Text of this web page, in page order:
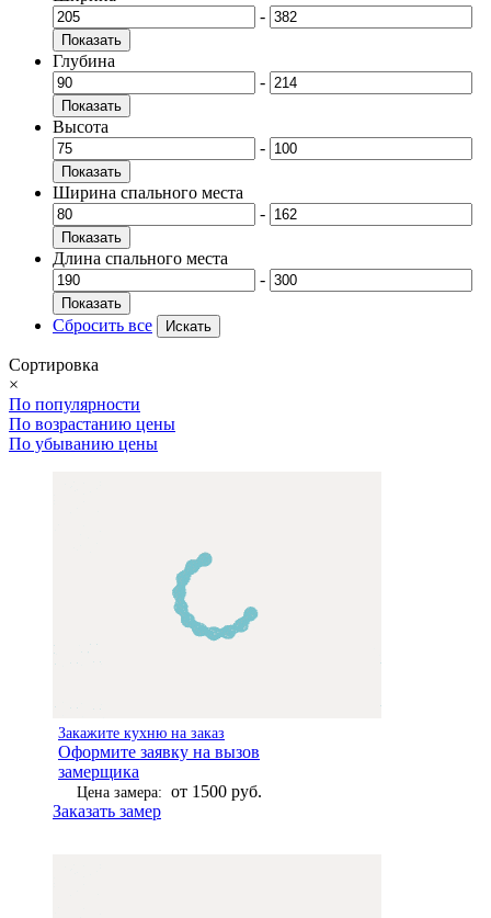
-
Показать
Глубина
-
Показать
Высота
-
Показать
Ширина спального места
-
Показать
Длина спального места
-
Показать
Сбросить все
Сортировка
×
По популярности
По возрастанию цены
По убыванию цены
Закажите кухню на заказ
Оформите заявку на вызов
замерщика
Цена замера: от 1500 руб.
Заказать замер